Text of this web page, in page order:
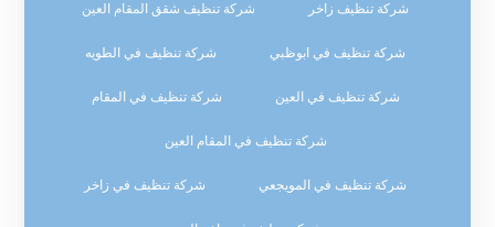
شركة تنظيف زاخر شركة تنظيف شقق المقام العين
شركة تنظيف في ابوظبي شركة تنظيف في الطويه
شركة تنظيف في العين شركة تنظيف في المقام
شركة تنظيف في المقام العين
شركة تنظيف في المويجعي شركة تنظيف في زاخر